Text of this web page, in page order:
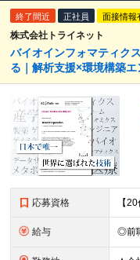
終了間近 正社員 面接情報
株式会社トライネット
バイオインフォマティク
る｜解析支援×環境構築
応募資格
給与